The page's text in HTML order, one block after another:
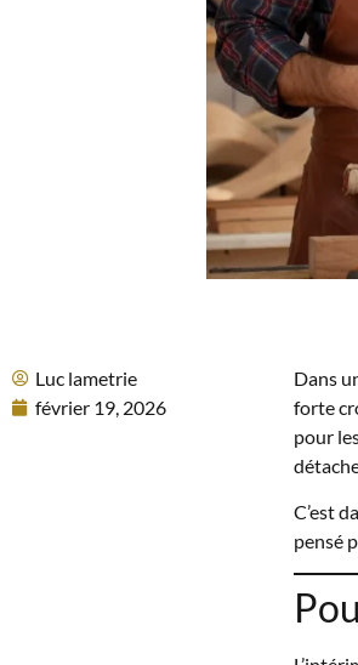
Luc lametrie
février 19, 2026
Dans
forte
pour
C’est
pensé